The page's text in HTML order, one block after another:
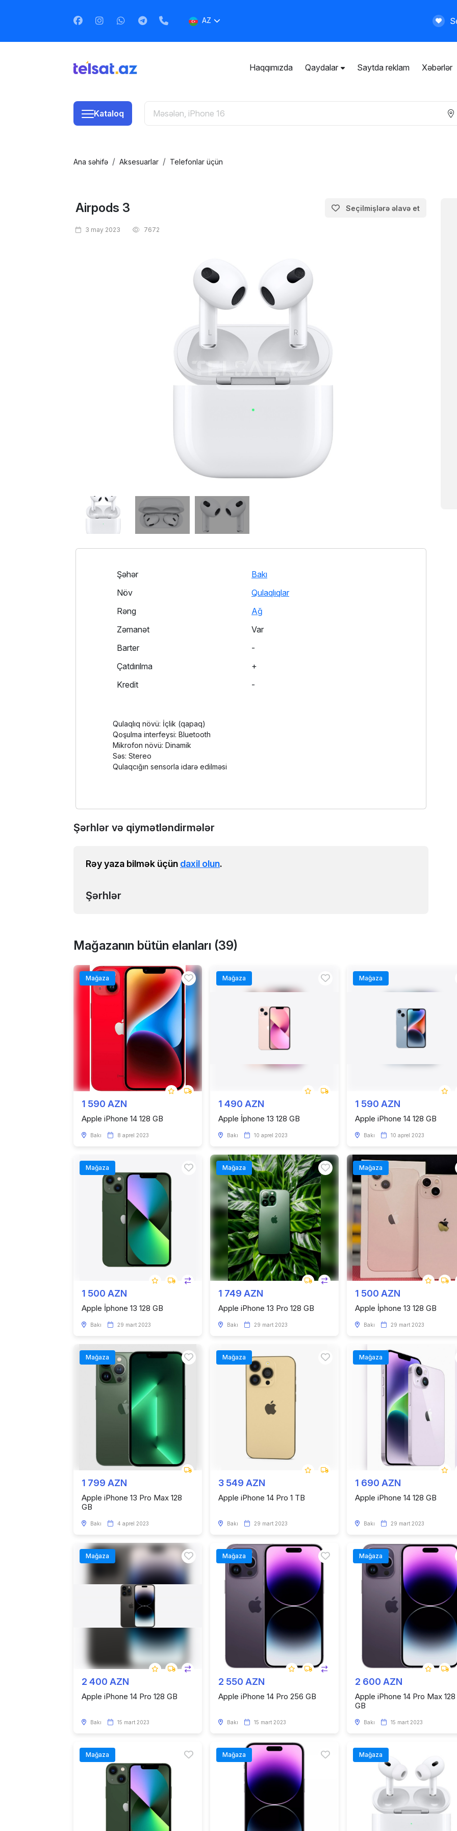
AZ
Haqqımızda Qaydalar Saytda reklam Xəbərlər
Kataloq
Ana səhifə Aksesuarlar Telefonlar üçün
Airpods 3 Seçilmişlərə əlavə et
3 may 2023 7672
Şəhər
Bakı
Növ
Qulaqlıqlar
Rəng
Ağ
Zəmanət
Var
Barter
-
Çatdırılma
+
Kredit
-
Qulaqlıq növü: İçlik (qapaq)
Qoşulma interfeysi: Bluetooth
Mikrofon növü: Dinamik
Səs: Stereo
Qulaqcığın sensorla idarə edilməsi
Şərhlər və qiymətləndirmələr
Rəy yaza bilmək üçün daxil olun.
Şərhlər
Mağazanın bütün elanları (39)
Mağaza
1 590 AZN
Apple iPhone 14 128 GB
Bakı 8 aprel 2023
Mağaza
1 490 AZN
Apple İphone 13 128 GB
Bakı 10 aprel 2023
Mağaza
1 590 AZN
Apple iPhone 14 128 GB
Bakı 10 aprel 2023
Mağaza
1 500 AZN
Apple İphone 13 128 GB
Bakı 29 mart 2023
Mağaza
1 749 AZN
Apple iPhone 13 Pro 128 GB
Bakı 29 mart 2023
Mağaza
1 500 AZN
Apple İphone 13 128 GB
Bakı 29 mart 2023
Mağaza
1 799 AZN
Apple iPhone 13 Pro Max 128
GB
Bakı 4 aprel 2023
Mağaza
3 549 AZN
Apple iPhone 14 Pro 1 TB
Bakı 29 mart 2023
Mağaza
1 690 AZN
Apple iPhone 14 128 GB
Bakı 29 mart 2023
Mağaza
2 400 AZN
Apple iPhone 14 Pro 128 GB
Bakı 15 mart 2023
Mağaza
2 550 AZN
Apple iPhone 14 Pro 256 GB
Bakı 15 mart 2023
Mağaza
2 600 AZN
Apple iPhone 14 Pro Max 128
GB
Bakı 15 mart 2023
Mağaza Mağaza Mağaza